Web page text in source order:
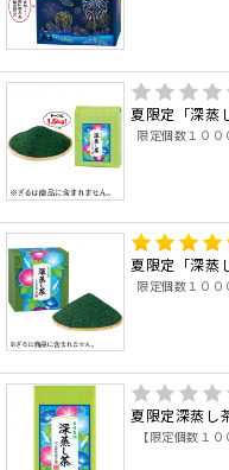
夏限定「深蒸
限定個数１００
夏限定「深蒸
限定個数１００
夏限定深蒸し
【限定個数１０